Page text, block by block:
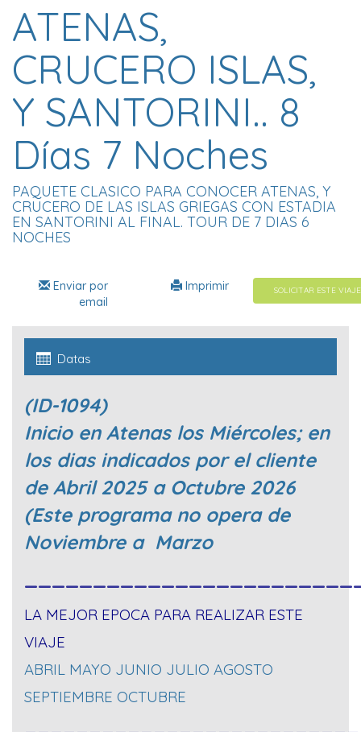
ATENAS,
CRUCERO ISLAS,
Y SANTORINI.. 8
Días 7 Noches
PAQUETE CLASICO PARA CONOCER ATENAS, Y
CRUCERO DE LAS ISLAS GRIEGAS CON ESTADIA
EN SANTORINI AL FINAL. TOUR DE 7 DIAS 6
NOCHES
SOLICITAR ESTE VIAJE
Imprimir
Enviar por
email
Datas
(ID-1094)
Inicio en Atenas los Miércoles; en
los dias indicados por el cliente
de Abril 2025 a Octubre 2026
(Este programa no opera de
Noviembre a Marzo
LA MEJOR EPOCA PARA REALIZAR ESTE
VIAJE
ABRIL MAYO JUNIO JULIO AGOSTO
SEPTIEMBRE OCTUBRE